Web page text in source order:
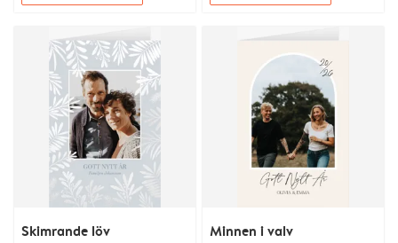
Skimrande löv Minnen i valv